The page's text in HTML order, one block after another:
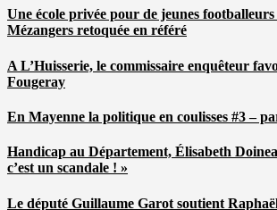
Une école privée pour de jeunes footballeurs
Mézangers retoquée en référé
A L’Huisserie, le commissaire enquêteur
Fougeray
En Mayenne la politique en coulisses #3 –
Handicap au Département, Élisabeth
c’est un scandale ! »
Le député Guillaume Garot soutient